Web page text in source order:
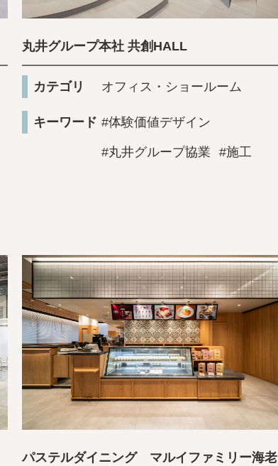
丸井グループ本社 共創HALL
カテゴリ オフィス・ショールーム
キーワード #体験価値デザイン
#丸井グループ協業 #施工
パステルダイニング マルイファミリー海老